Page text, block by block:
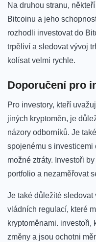
Na druhou⁤ stranu,
Bitcoinu ‍a ‌jeho
rozhodli investovat do
trpěliví a sledovat ⁢vývoj
kolísat ⁣velmi rychle.
Doporučení pro
Pro investory, kteří
jiných kryptoměn, je
názory odborníků. Je
‍spojenému s investicemi‌
‍možné ‍ztráty. Investoři
portfolio⁤ a nezaměřovat
Je také ⁢důležité
vládních regulací, které‍
kryptoměnami. ‌investoři,
změny ‍a jsou ochotni